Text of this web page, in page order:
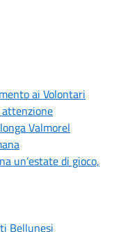
ai Volontari
attenzione
Valmorel
un’estate di gioco,
Bellunesi